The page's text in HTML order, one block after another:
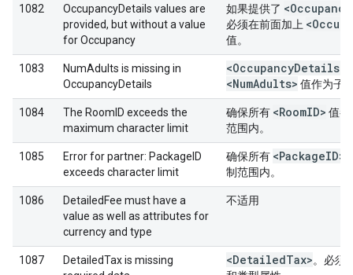
1082
OccupancyDetails values are
provided, but without a value
for Occupancy
如果提供了 <Occupancy
必须在前面加上
值。
1083
NumAdults is missing in
OccupancyDetails
<OccupancyDetails>
<NumAdults> 值作为子
1084
The RoomID exceeds the
maximum character limit
确保所有 <RoomID> 值都
范围内。
1085
Error for partner: PackageID
exceeds character limit
确保所有 <PackageID>
制范围内。
1086
DetailedFee must have a
value as well as attributes for
currency and type
不适用
1087
DetailedTax is missing
<DetailedTax>。必须